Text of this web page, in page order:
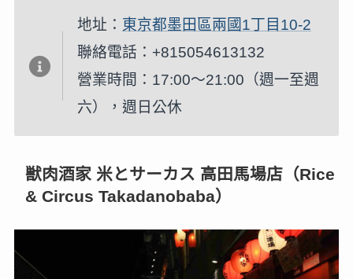
地址： 東京都墨田區兩國1丁目10-2
聯絡電話：+815054613132
營業時間：17:00～21:00（週一至週
六），週日公休
獣肉酒家 米とサーカス 高田馬場店（Rice
& Circus Takadanobaba）